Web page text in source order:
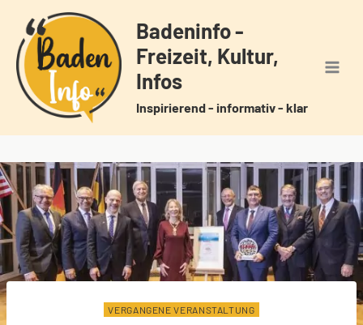
Inhalt
springen
Badeninfo -
Freizeit, Kultur,
Infos
Inspirierend - informativ - klar
VERGANGENE VERANSTALTUNG